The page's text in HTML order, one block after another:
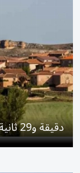
دقيقة و29 ثانية تغيّر حياة قرية إسبانية